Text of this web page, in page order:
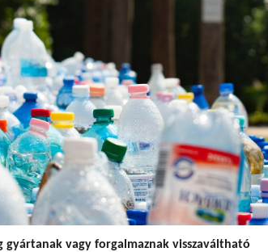
gyártanak vagy forgalmaznak visszaváltható